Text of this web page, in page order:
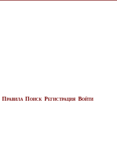
Правила Поиск Регистрация Войти